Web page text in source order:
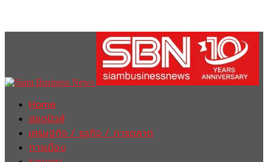
Home
ฮอตนิวส์
เศรษฐกิจ / ธุรกิจ / การตลาด
การเมือง